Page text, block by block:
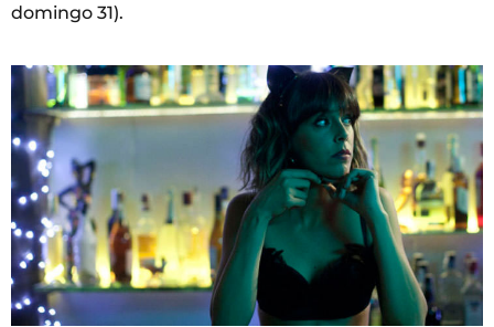
domingo 31).